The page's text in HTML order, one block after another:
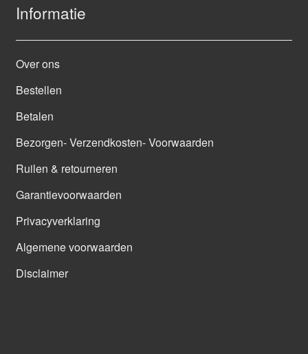
Informatie
Over ons
Bestellen
Betalen
Bezorgen- Verzendkosten- Voorwaarden
Ruilen & retourneren
Garantievoorwaarden
Privacyverklaring
Algemene voorwaarden
Disclaimer